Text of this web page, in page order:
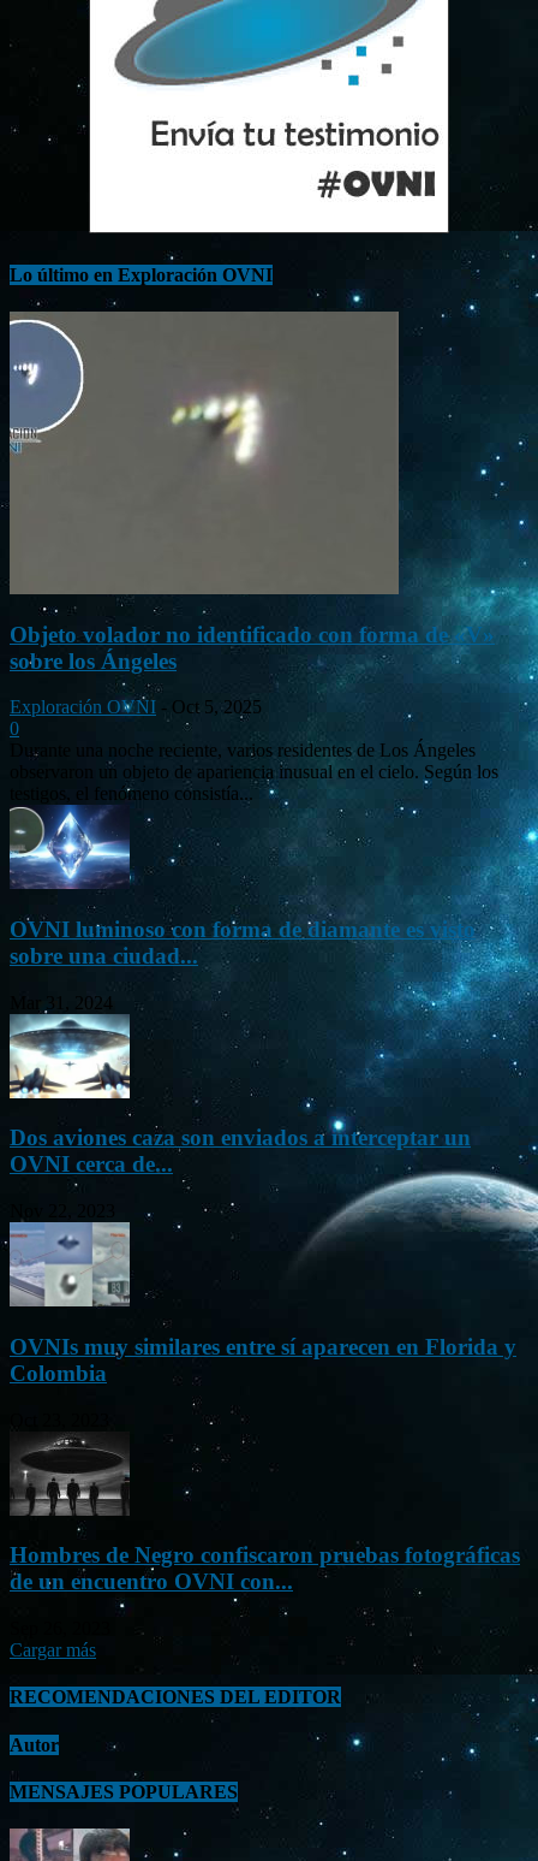
Lo último en Exploración OVNI
Objeto volador no identificado con forma de «V»
sobre los Ángeles
Exploración OVNI - Oct 5, 2025
0
Durante una noche reciente, varios residentes de Los Ángeles
observaron un objeto de apariencia inusual en el cielo. Según los
testigos, el fenómeno consistía...
OVNI luminoso con forma de diamante es visto
sobre una ciudad...
Mar 31, 2024
Dos aviones caza son enviados a interceptar un
OVNI cerca de...
OVNIs muy similares entre sí aparecen en Florida y
Colombia
Hombres de Negro confiscaron pruebas fotográficas
de un encuentro OVNI con...
Cargar más
RECOMENDACIONES DEL EDITOR
Autor
MENSAJES POPULARES